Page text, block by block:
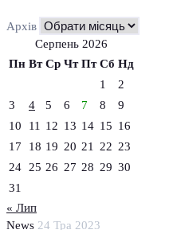
News 24 Тра 2023
Архів
Серпень 2026
Пн Вт Ср Чт Пт Сб Нд
1
2
3
4 5 6 7 8
9
10
11 12 13 14 15 16
17
18 19 20 21 22 23
24
25 26 27 28 29 30
31
« Лип